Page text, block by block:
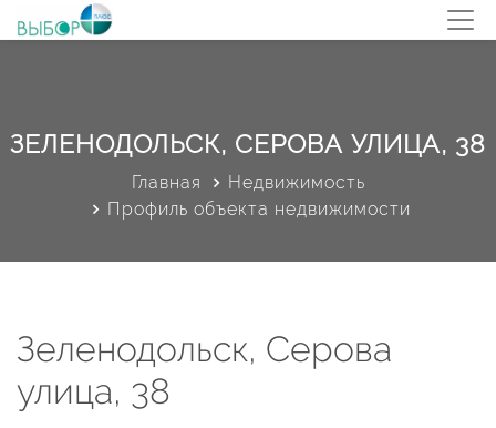
ЗЕЛЕНОДОЛЬСК, СЕРОВА УЛИЦА, 38
Главная
Недвижимость
Профиль объекта недвижимости
Зеленодольск, Серова
улица, 38